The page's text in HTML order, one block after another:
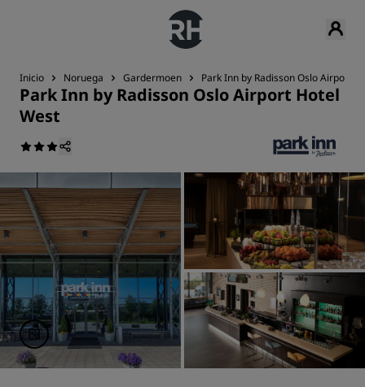
Inicio Noruega Gardermoen Park Inn by Radisson Oslo Airport
Park Inn by Radisson Oslo Airport Hotel
West